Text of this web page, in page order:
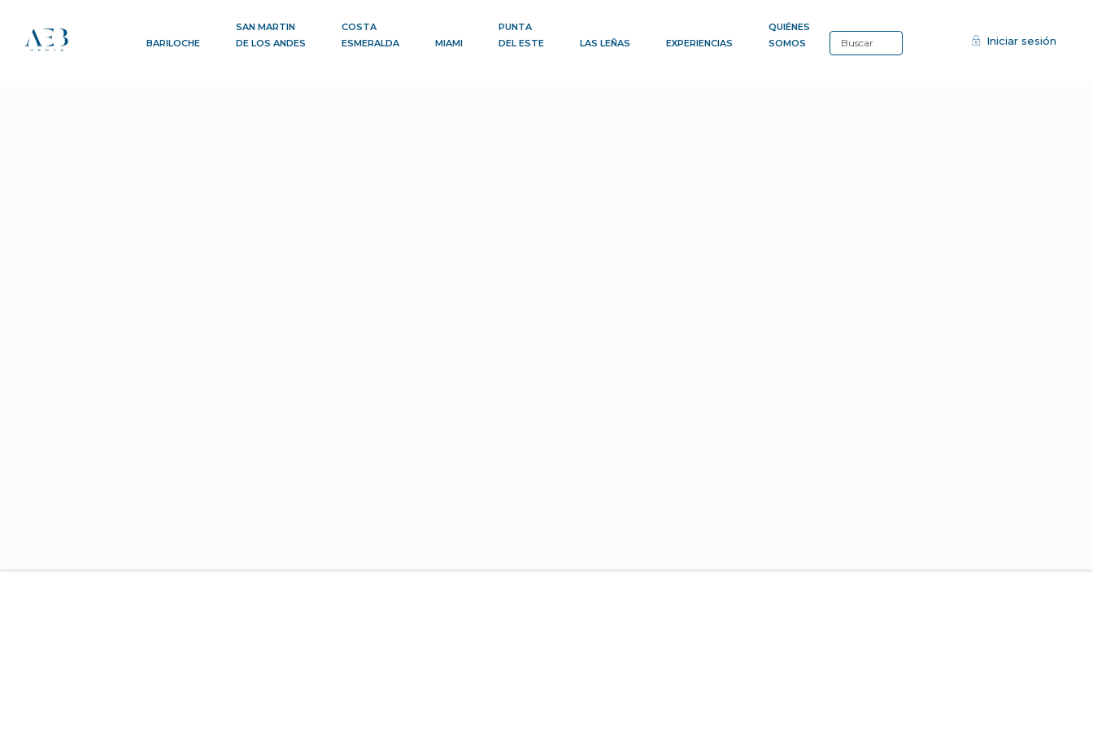
BARILOCHE
SAN MARTIN
DE LOS ANDES
COSTA
ESMERALDA
MIAMI
PUNTA
DEL ESTE
LAS LEÑAS EXPERIENCIAS
QUIÉNES
SOMOS
Iniciar sesión